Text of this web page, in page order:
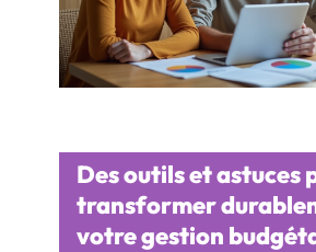
Des outils et astuces
transformer
votre gestion